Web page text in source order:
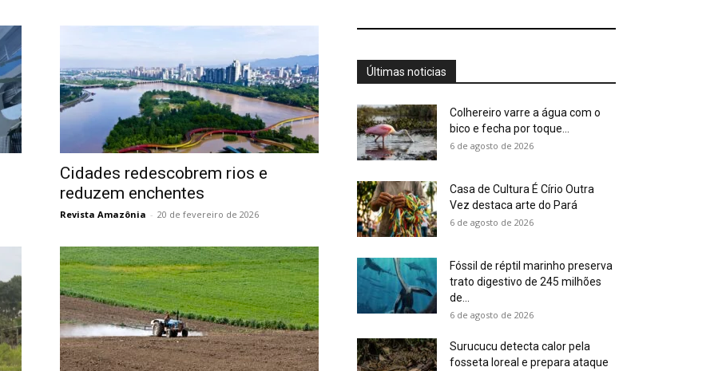
Cidades redescobrem rios e
reduzem enchentes
Revista Amazônia - 20 de fevereiro de 2026
Últimas noticias
Colhereiro varre a água com o
bico e fecha por toque...
6 de agosto de 2026
Casa de Cultura É Círio Outra
Vez destaca arte do Pará
6 de agosto de 2026
Fóssil de réptil marinho preserva
trato digestivo de 245 milhões
de...
6 de agosto de 2026
Surucucu detecta calor pela
fosseta loreal e prepara ataque